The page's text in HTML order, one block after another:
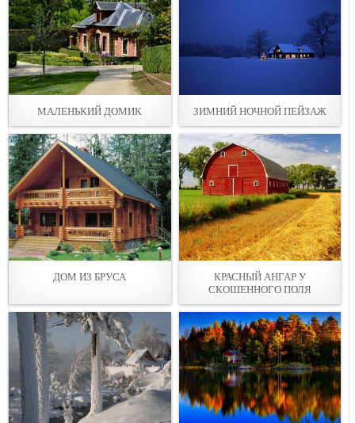
МАЛЕНЬКИЙ ДОМИК ЗИМНИЙ НОЧНОЙ ПЕЙЗАЖ
ДОМ ИЗ БРУСА
КРАСНЫЙ АНГАР У
СКОШЕННОГО ПОЛЯ